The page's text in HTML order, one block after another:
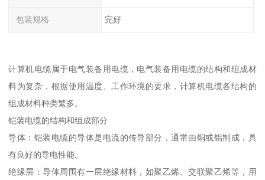
包装规格 完好
计算机电缆属于电气装备用电缆，电气装备用电缆的结构和组成材
料为复杂，根据使用温度、工作环境的要求，计算机电缆各结构的
组成材料种类繁多。
铠装电缆的结构和组成部分
导体：铠装电缆的导体是电流的传导部分，通常由铜或铝制成，具
有良好的导电性能。
绝缘层：导体周围有一层绝缘材料，如聚乙烯、交联聚乙烯等，用